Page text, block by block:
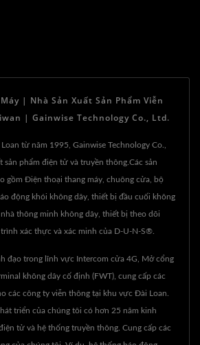
| Nhà Sản Xuất Sản Phẩm Viễn
| Gainwise Technology Co., Ltd.
từ năm 1995, Gainwise Technology Co.,
sản phẩm điện tử và truyền thông.Các sản
gồm Điện thoại thang máy, chuông cửa, bộ
động khói không dây, thiết bị đầu cuối không
thông minh không dây, thiết bị theo dõi
xác thực và xác minh của D-U-N-S®.
đạo trong lĩnh vực Intercom cửa 4G, Mở cổng
không dây cố định (FWT), cung cấp các
các công ty viễn thông tại khu vực Đài Loan.
triển của chúng tôi có hơn 25 năm kinh
tử và hệ thống truyền thông. Cung cấp các